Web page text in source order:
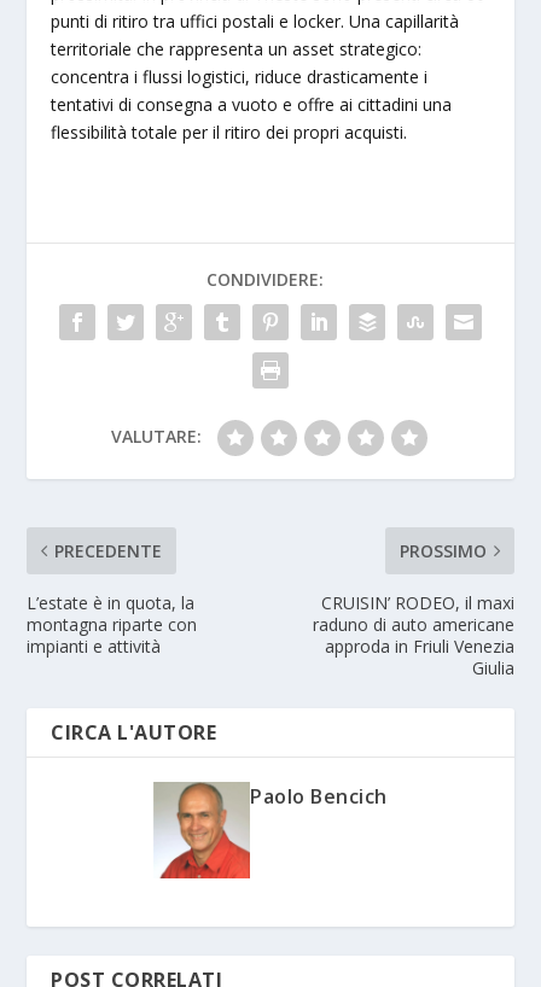
punti di ritiro tra uffici postali e locker. Una capillarità
territoriale che rappresenta un asset strategico:
concentra i flussi logistici, riduce drasticamente i
tentativi di consegna a vuoto e offre ai cittadini una
flessibilità totale per il ritiro dei propri acquisti.
CONDIVIDERE:
VALUTARE:
PRECEDENTE
L’estate è in quota, la
montagna riparte con
impianti e attività
PROSSIMO
CRUISIN’ RODEO, il maxi
raduno di auto americane
approda in Friuli Venezia
Giulia
CIRCA L'AUTORE
Paolo Bencich
POST CORRELATI